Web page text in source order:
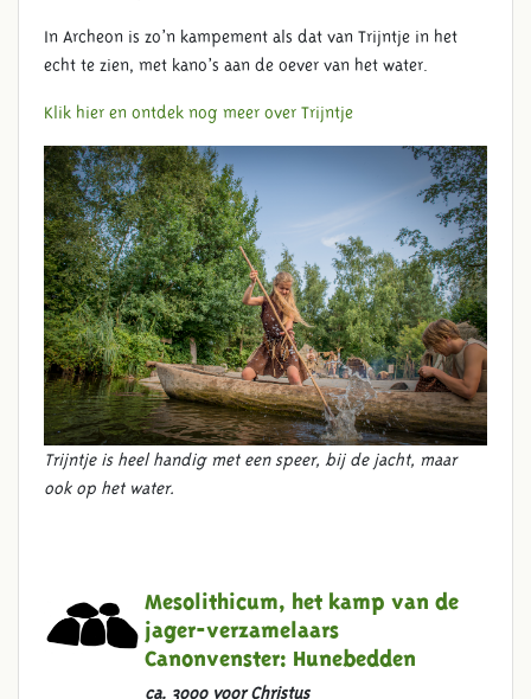
In Archeon is zo’n kampement als dat van Trijntje in het
echt te zien, met kano’s aan de oever van het water.
Klik hier en ontdek nog meer over Trijntje
Trijntje is heel handig met een speer, bij de jacht, maar
ook op het water.
Mesolithicum, het kamp van de
jager-verzamelaars
Canonvenster: Hunebedden
ca. 3000 voor Christus